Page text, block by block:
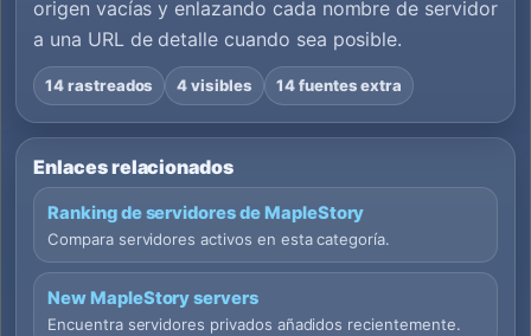
origen vacías y enlazando cada nombre de servidor
a una URL de detalle cuando sea posible.
14 rastreados 4 visibles 14 fuentes extra
Enlaces relacionados
Ranking de servidores de MapleStory
Compara servidores activos en esta categoría.
New MapleStory servers
Encuentra servidores privados añadidos recientemente.